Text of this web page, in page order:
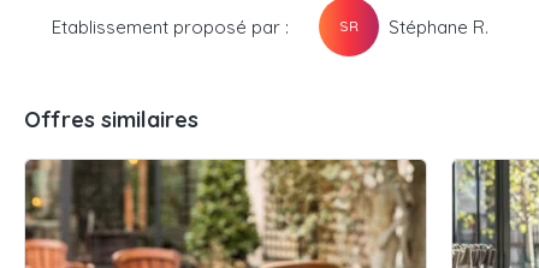
Etablissement proposé par :
SR Stéphane R.
Offres similaires